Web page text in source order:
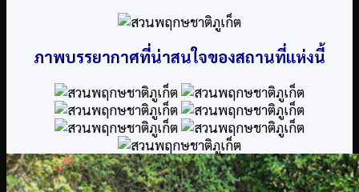
ภาพบรรยากาศที่น่าสนใจของสถานที่แห่งนี้